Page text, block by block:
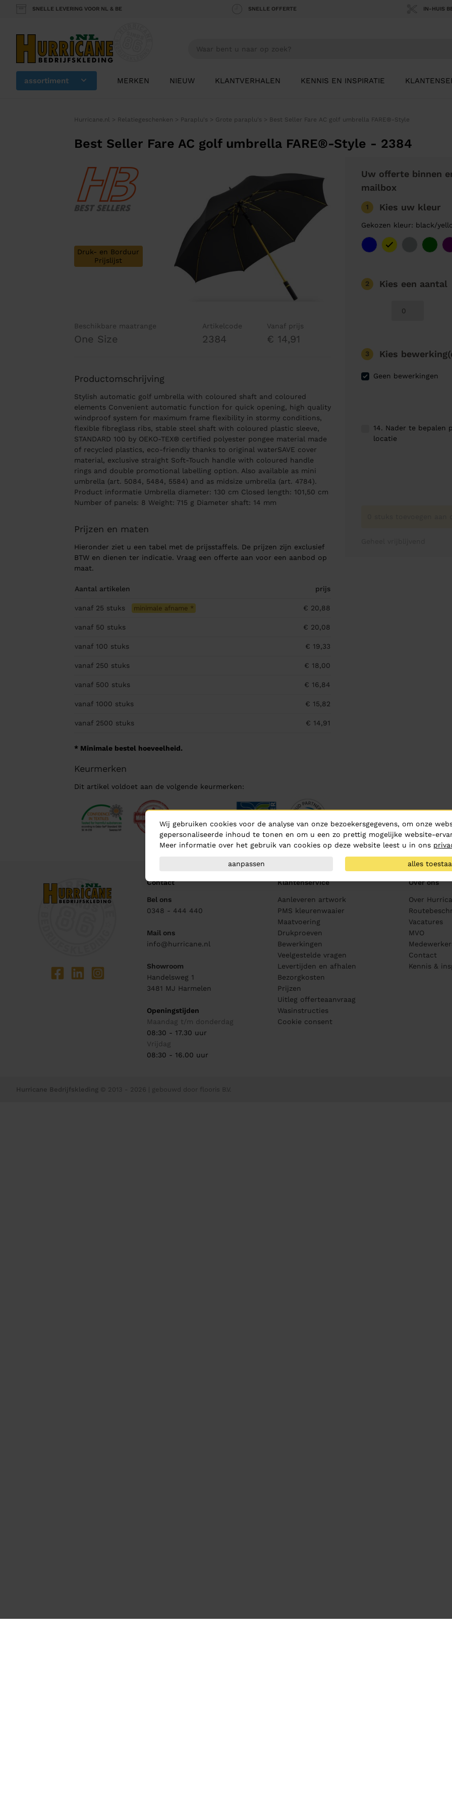
SNELLE LEVERING VOOR NL & BE SNELLE OFFERTE IN-HUIS
assortiment MERKEN NIEUW KLANTVERHALEN KENNIS EN INSPIRATIE
Hurricane.nl > Relatiegeschenken > Paraplu's > Grote paraplu's > Best Seller Fare AC golf umbrella FARE®-Style
Best Seller Fare AC golf umbrella FARE®-Style - 2384
Druk- en Borduur
Prijslijst
Beschikbare maatrange
One Size
Artikelcode
2384
Vanaf prijs
€ 14,91
Productomschrijving
Stylish automatic golf umbrella with coloured shaft and coloured
elements Convenient automatic function for quick opening, high quality
windproof system for maximum frame flexibility in stormy conditions,
flexible fibreglass ribs, stable steel shaft with coloured plastic sleeve,
STANDARD 100 by OEKO-TEX® certified polyester pongee material made
of recycled plastics, eco-friendly thanks to original waterSAVE cover
material, exclusive straight Soft-Touch handle with coloured handle
rings and double promotional labelling option. Also available as mini
umbrella (art. 5084, 5484, 5584) and as midsize umbrella (art. 4784).
Product informatie Umbrella diameter: 130 cm Closed length: 101,50 cm
Number of panels: 8 Weight: 715 g Diameter shaft: 14 mm
Prijzen en maten
Hieronder ziet u een tabel met de prijsstaffels. De prijzen zijn exclusief
BTW en dienen ter indicatie. Vraag een offerte aan voor een aanbod op
maat.
Aantal artikelen prijs
vanaf 25 stuks minimale afname * € 20,88
vanaf 50 stuks € 20,08
vanaf 100 stuks € 19,33
vanaf 250 stuks € 18,00
vanaf 500 stuks € 16,84
vanaf 1000 stuks € 15,82
vanaf 2500 stuks € 14,91
* Minimale bestel hoeveelheid.
Keurmerken
Dit artikel voldoet aan de volgende keurmerken:
Uw offerte binnen
mailbox
1 Kies uw kleur
Gekozen kleur: black/
2 Kies een aantal
3 Kies
Geen bewerkingen
14. Nader te bepalen
locatie
Contact
Bel ons
0348 - 444 440
Mail ons
info@hurricane.nl
Showroom
Handelsweg 1
3481 MJ Harmelen
Openingstijden
Maandag t/m donderdag
08:30 - 17.30 uur
Vrijdag
08:30 - 16.00 uur
Klantenservice
Aanleveren artwork
PMS kleurenwaaier
Maatvoering
Drukproeven
Bewerkingen
Veelgestelde vragen
Levertijden en afhalen
Bezorgkosten
Prijzen
Uitleg offerteaanvraag
Wasinstructies
Cookie consent
Over ons
Over
Vacatures
MVO
Contact
Kennis &
Hurricane Bedrijfskleding © 2013 - 2026 | gebouwd door flooris B.V.
Wij gebruiken cookies voor de analyse van onze bezoekersgegevens, om onze
gepersonaliseerde inhoud te tonen en om u een zo prettig mogelijke website-
Meer informatie over het gebruik van cookies op deze website leest u in ons
aanpassen alles